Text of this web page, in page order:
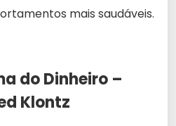
mais saudáveis.
do Dinheiro –
Klontz